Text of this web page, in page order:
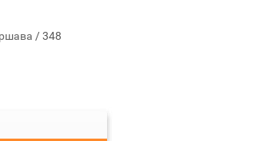
/348